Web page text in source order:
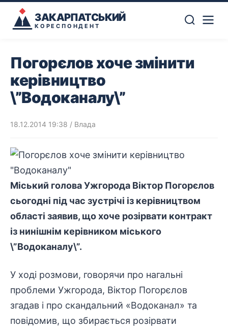
ЗАКАРПАТСЬКИЙ
КОРЕСПОНДЕНТ
Погорєлов хоче змінити
керівництво
\”Водоканалу\”
18.12.2014 19:38 / Влада
Міський голова Ужгорода Віктор Погорєлов
сьогодні під час зустрічі із керівництвом
області заявив, що хоче розірвати контракт
із нинішнім керівником міського
\”Водоканалу\”.
У ході розмови, говорячи про нагальні
проблеми Ужгорода, Віктор Погорєлов
згадав і про скандальний «Водоканал» та
повідомив, що збирається розірвати